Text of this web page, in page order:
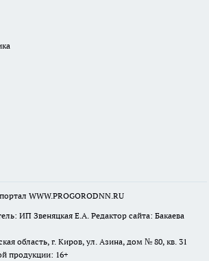
WWW.PROGORODNN.RU
ИП Звеняцкая Е.А. Редактор сайта: Бакаева
область, г. Киров, ул. Азина, дом № 80, кв. 31
продукции: 16+